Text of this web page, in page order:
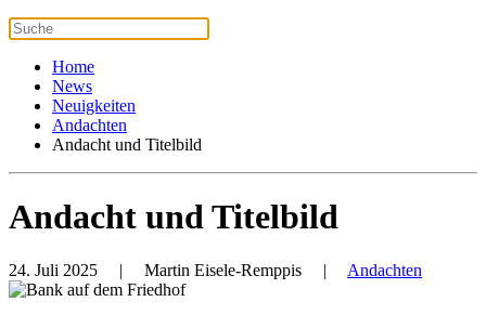
Home
News
Neuigkeiten
Andachten
Andacht und Titelbild
Andacht und Titelbild
24. Juli 2025 | Martin Eisele-Remppis | Andachten